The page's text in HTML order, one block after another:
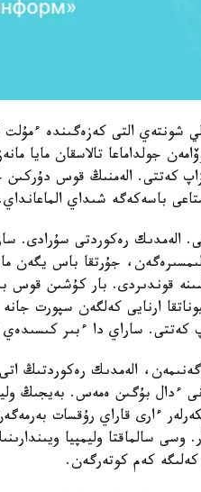
شونتەي التى كەزەگىندە
جولداماعا تالاسقان مايا
كەتتى. الەمنىڭ قوس دۇركىن
باسەكەگە شىداي
الەمدىك رەكوردتى سۇرادى.
جۇرتقا باس يگەن
قوندىردى. بار كۇشىن قوس
ارنايى كەلگەن سپورت
كەتتى. ساراي دا ءبىر
الەمدىك رەكوردتىڭ
ءدال بۇگىن ەمەس. بەيجىڭ
ءارى قاراي رۇقسات
وسى سالماقتا وليمپيا
كەم كوتەرگەن.